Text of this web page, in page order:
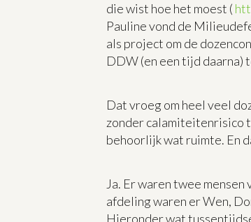
die wist hoe het moest (
Pauline vond de
als project om de
DDW (en een tijd daarna)
Dat vroeg om heel veel
zonder calamiteitenrisico
behoorlijk wat ruimte. En
Ja. Er waren twee
afdeling waren er Wen,
Hieronder wat